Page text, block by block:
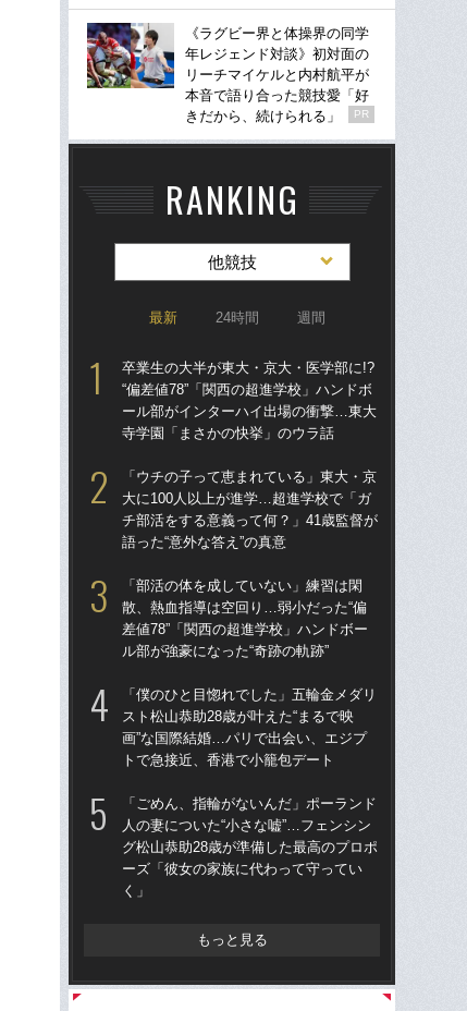
《ラグビー界と体操界の同学
年レジェンド対談》初対面の
リーチマイケルと内村航平が
本音で語り合った競技愛「好
きだから、続けられる」
PR
RANKING
他競技
最新 24時間 週間
卒業生の大半が東大・京大・医学部に!?
“偏差値78”「関西の超進学校」ハンドボ
ール部がインターハイ出場の衝撃…東大
寺学園「まさかの快挙」のウラ話
「ウチの子って恵まれている」東大・京
大に100人以上が進学…超進学校で「ガ
チ部活をする意義って何？」41歳監督が
語った“意外な答え”の真意
「部活の体を成していない」練習は閑
散、熱血指導は空回り…弱小だった“偏
差値78”「関西の超進学校」ハンドボー
ル部が強豪になった“奇跡の軌跡”
「僕のひと目惚れでした」五輪金メダリ
スト松山恭助28歳が叶えた“まるで映
画”な国際結婚…パリで出会い、エジプ
トで急接近、香港で小籠包デート
「ごめん、指輪がないんだ」ポーランド
人の妻についた“小さな嘘”…フェンシン
グ松山恭助28歳が準備した最高のプロポ
ーズ「彼女の家族に代わって守ってい
く」
もっと見る